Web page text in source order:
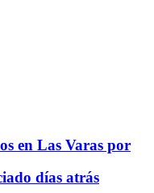
en Las Varas por
días atrás